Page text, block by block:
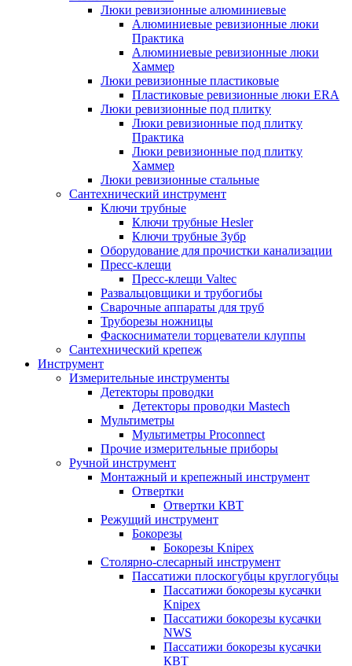
Люки ревизионные алюминиевые
Алюминиевые ревизионные люки
Практика
Алюминиевые ревизионные люки
Хаммер
Люки ревизионные пластиковые
Пластиковые ревизионные люки ERA
Люки ревизионные под плитку
Люки ревизионные под плитку
Практика
Люки ревизионные под плитку
Хаммер
Люки ревизионные стальные
Сантехнический инструмент
Ключи трубные
Ключи трубные Hesler
Ключи трубные Зубр
Оборудование для прочистки канализации
Пресс-клещи
Пресс-клещи Valtec
Развальцовщики и трубогибы
Сварочные аппараты для труб
Труборезы ножницы
Фаскосниматели торцеватели клуппы
Сантехнический крепеж
Инструмент
Измерительные инструменты
Детекторы проводки
Детекторы проводки Mastech
Мультиметры
Мультиметры Proconnect
Прочие измерительные приборы
Ручной инструмент
Монтажный и крепежный инструмент
Отвертки
Отвертки КВТ
Режущий инструмент
Бокорезы
Бокорезы Knipex
Столярно-слесарный инструмент
Пассатижи плоскогубцы круглогубцы
Пассатижи бокорезы кусачки
Knipex
Пассатижи бокорезы кусачки
NWS
Пассатижи бокорезы кусачки
КВТ